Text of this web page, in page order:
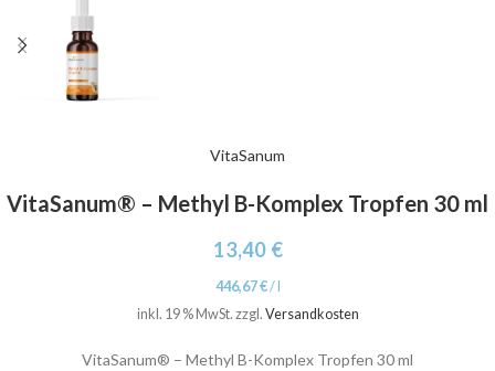
VitaSanum
VitaSanum® – Methyl B-Komplex Tropfen 30 ml
13,40 €
446,67€/
inkl. 19 % MwSt. zzgl. Versandkosten
VitaSanum® – Methyl B-Komplex Tropfen 30 ml